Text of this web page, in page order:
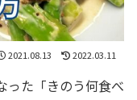
2021.08.13 2022.03.11
った「きのう何食べ